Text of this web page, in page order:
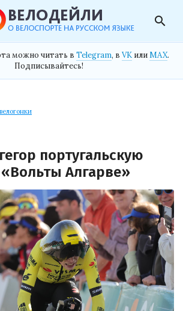
search
можно читать в Telegram, в VK илиMAX.
Подписывайтесь!
португальскую
Алгарве»